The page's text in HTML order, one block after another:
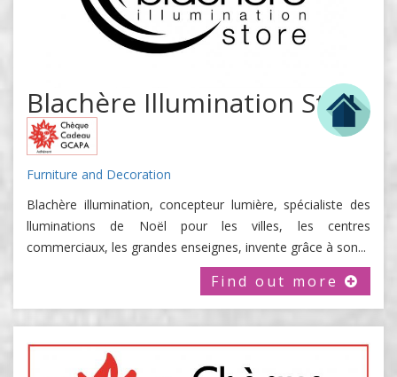
Blachère Illumination Store
Furniture and Decoration
Blachère illumination, concepteur lumière, spécialiste des
lluminations de Noël pour les villes, les centres
commerciaux, les grandes enseignes, invente grâce à son...
Find out more